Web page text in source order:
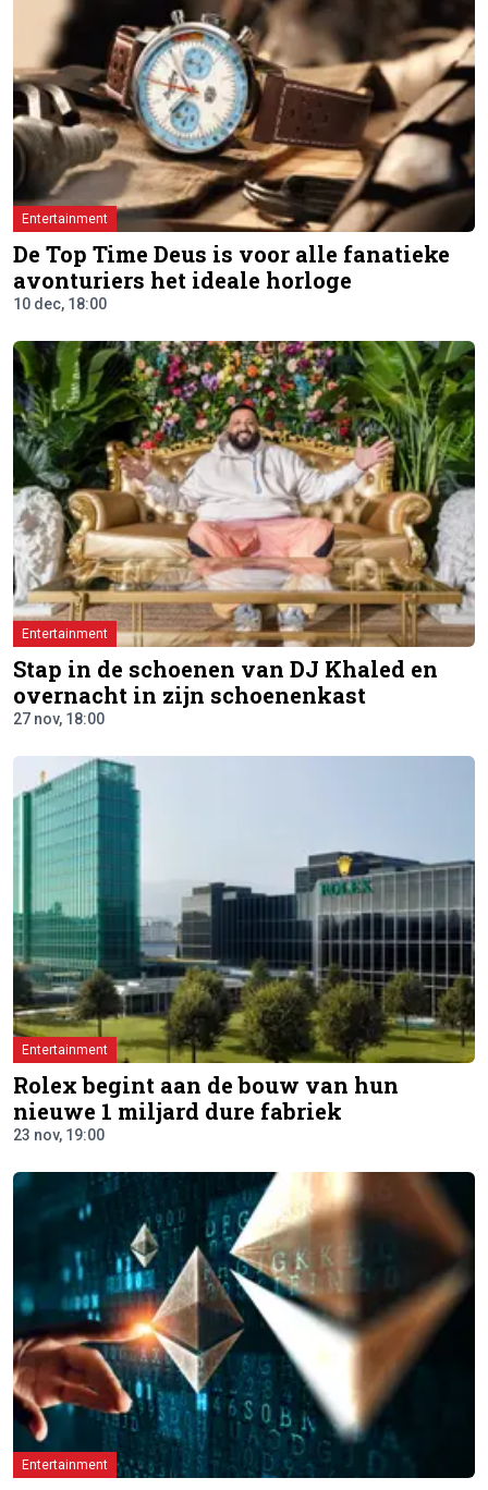
Entertainment
De Top Time Deus is voor alle fanatieke
avonturiers het ideale horloge
10 dec, 18:00
Entertainment
Stap in de schoenen van DJ Khaled en
overnacht in zijn schoenenkast
27 nov, 18:00
Entertainment
Rolex begint aan de bouw van hun
nieuwe 1 miljard dure fabriek
23 nov, 19:00
Entertainment